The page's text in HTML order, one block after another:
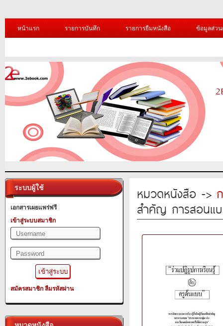
หน้าแรก รายการบันทึก รายการยืมหนังสือ ข้อมูลส่ว
ระบบผู้ใช้
เอกสารเผยแพร่ฟรี
เข้าสู่ระบบสมาชิก
สมัครสมาชิก ลืมรหัสผ่าน
หมวดหนังสือ ->
สำคัญ การสอนแบ